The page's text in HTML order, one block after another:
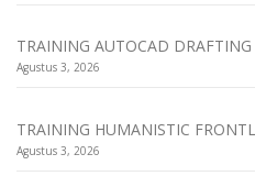
TRAINING AUTOCAD DRAFTING
Agustus 3, 2026
TRAINING HUMANISTIC
Agustus 3, 2026